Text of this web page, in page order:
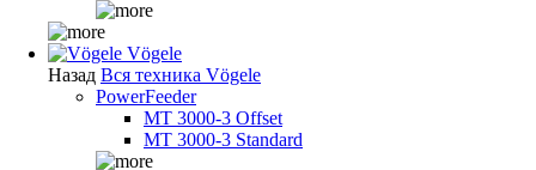
Vögele
Назад Вся техника Vögele
PowerFeeder
MT 3000-3 Offset
MT 3000-3 Standard